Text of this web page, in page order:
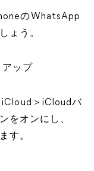
のWhatsApp
ょう。
ップ
＞iCloudバ
をオンにし、
す。